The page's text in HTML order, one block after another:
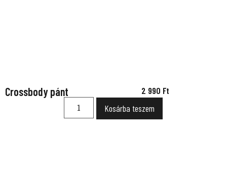
Crossbody pánt 2 990 Ft
Kosárba teszem